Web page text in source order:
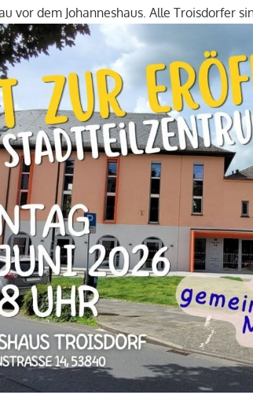
vor dem Johanneshaus. Alle Troisdorfer